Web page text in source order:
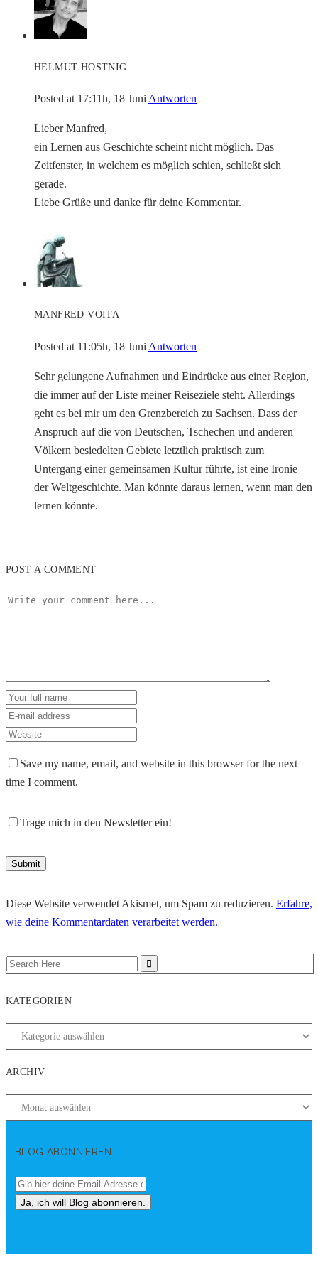
HELMUT HOSTNIG
Posted at 17:11h, 18 Juni Antworten
Lieber Manfred,
ein Lernen aus Geschichte scheint nicht möglich. Das
Zeitfenster, in welchem es möglich schien, schließt sich
gerade.
Liebe Grüße und danke für deine Kommentar.
MANFRED VOITA
Posted at 11:05h, 18 Juni Antworten
Sehr gelungene Aufnahmen und Eindrücke aus einer Region,
die immer auf der Liste meiner Reiseziele steht. Allerdings
geht es bei mir um den Grenzbereich zu Sachsen. Dass der
Anspruch auf die von Deutschen, Tschechen und anderen
Völkern besiedelten Gebiete letztlich praktisch zum
Untergang einer gemeinsamen Kultur führte, ist eine Ironie
der Weltgeschichte. Man könnte daraus lernen, wenn man den
lernen könnte.
POST A COMMENT
Save my name, email, and website in this browser for the next
time I comment.
Trage mich in den Newsletter ein!
Diese Website verwendet Akismet, um Spam zu reduzieren. Erfahre,
wie deine Kommentardaten verarbeitet werden.
KATEGORIEN
ARCHIV
BLOG ABONNIEREN